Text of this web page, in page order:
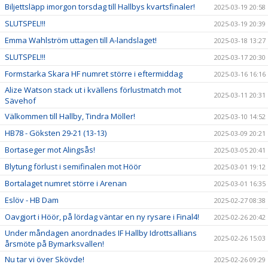
Biljettsläpp imorgon torsdag till Hallbys kvartsfinaler! 2025-03-19 20:58
SLUTSPEL!!! 2025-03-19 20:39
Emma Wahlström uttagen till A-landslaget! 2025-03-18 13:27
SLUTSPEL!!! 2025-03-17 20:30
Formstarka Skara HF numret större i eftermiddag 2025-03-16 16:16
Alize Watson stack ut i kvällens förlustmatch mot
Sävehof
2025-03-11 20:31
Välkommen till Hallby, Tindra Möller! 2025-03-10 14:52
HB78 - Göksten 29-21 (13-13) 2025-03-09 20:21
Bortaseger mot Alingsås! 2025-03-05 20:41
Blytung förlust i semifinalen mot Höör 2025-03-01 19:12
Bortalaget numret större i Arenan 2025-03-01 16:35
Eslöv - HB Dam 2025-02-27 08:38
Oavgjort i Höör, på lördag väntar en ny rysare i Final4! 2025-02-26 20:42
Under måndagen anordnades IF Hallby Idrottsallians
årsmöte på Bymarksvallen!
2025-02-26 15:03
Nu tar vi över Skövde! 2025-02-26 09:29